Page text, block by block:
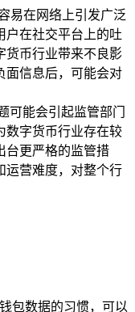
易在网络上引发广泛
户在社交平台上的吐
货币行业带来不良影
面信息后，可能会对
可能会引起监管部门
数字货币行业存在较
台更严格的监管措
运营难度，对整个行
包数据的习惯，可以